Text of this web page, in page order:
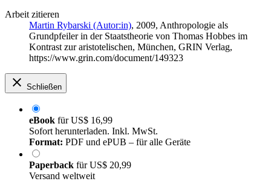
Arbeit zitieren
Martin Rybarski (Autor:in), 2009, Anthropologie als
Grundpfeiler in der Staatstheorie von Thomas Hobbes im
Kontrast zur aristotelischen, München, GRIN Verlag,
https://www.grin.com/document/149323
Schließen
eBook fürUS$ 16,99
Sofort herunterladen. Inkl. MwSt.
Format: PDF und ePUB – für alle Geräte
Paperback fürUS$ 20,99
Versand weltweit